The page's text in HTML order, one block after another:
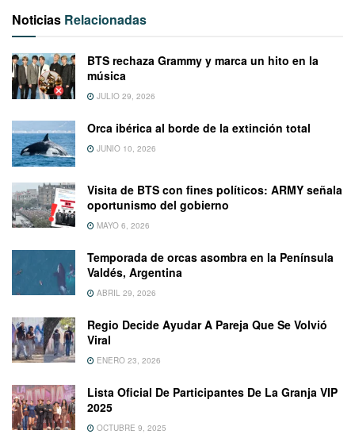
Noticias Relacionadas
BTS rechaza Grammy y marca un hito en la
música
JULIO 29, 2026
Orca ibérica al borde de la extinción total
JUNIO 10, 2026
Visita de BTS con fines políticos: ARMY señala
oportunismo del gobierno
MAYO 6, 2026
Temporada de orcas asombra en la Península
Valdés, Argentina
ABRIL 29, 2026
Regio Decide Ayudar A Pareja Que Se Volvió
Viral
ENERO 23, 2026
Lista Oficial De Participantes De La Granja VIP
2025
OCTUBRE 9, 2025